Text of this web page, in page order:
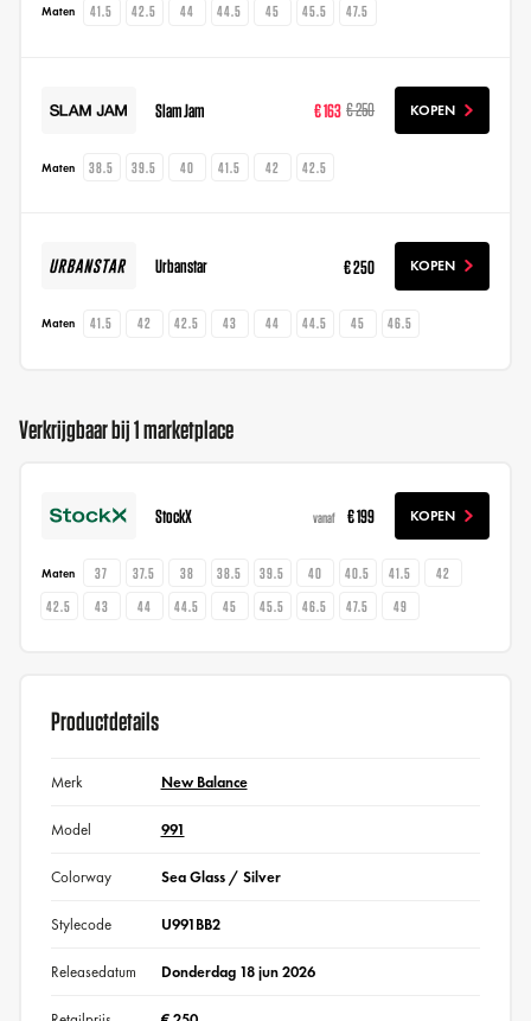
Maten 41.5 42.5 44 44.5 45 45.5 47.5
Slam Jam € 163 € 250 KOPEN
Maten 38.5 39.5 40 41.5 42 42.5
Urbanstar € 250 KOPEN
Maten 41.5 42 42.5 43 44 44.5 45 46.5
Verkrijgbaar bij 1 marketplace
StockX vanaf € 199 KOPEN
Maten 37 37.5 38 38.5 39.5 40 40.5 41.5
42
42.5
43 44 44.5 45 45.5 46.5 47.5 49
Productdetails
Merk New Balance
Model 991
Colorway Sea Glass / Silver
Stylecode U991BB2
Releasedatum Donderdag 18 jun 2026